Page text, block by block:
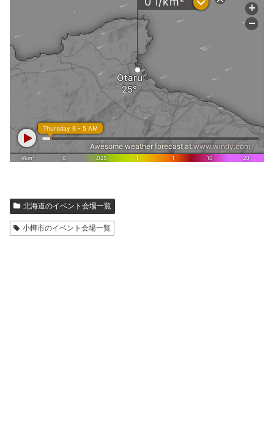
北海道のイベント会場一覧
小樽市のイベント会場一覧